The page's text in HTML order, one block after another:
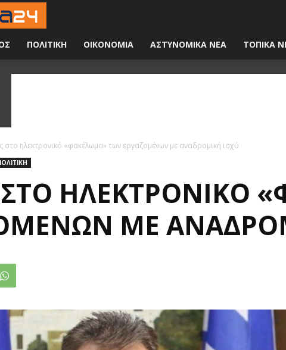
24
ώρες
ΠΟΛΙΤΙΚΗ ΟΙΚΟΝΟΜΙΑ ΑΣΤΥΝΟΜΙΚΑ ΝΕΑ ΤΟΠΙΚΑ
στο ηλεκτρονικό «φακέλωμα» των εργαζομένων με αναδρομική ισχύ
ΗΛΕΚΤΡΟΝΙΚΌ
ΜΕ